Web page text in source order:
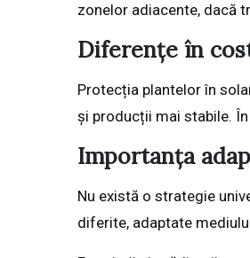
zonelor adiacente, dacă
Diferențe în
Protecția plantelor în
și producții mai stabile.
Importanța
Nu există o strategie
diferite, adaptate